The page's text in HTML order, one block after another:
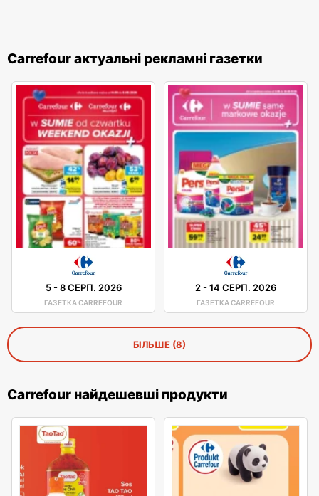
Carrefour актуальні рекламні газетки
5-8 СЕРП. 2026
ГАЗЕТКА CARREFOUR
2-14 СЕРП. 2026
ГАЗЕТКА CARREFOUR
БІЛЬШЕ (8)
Carrefour найдешевші продукти